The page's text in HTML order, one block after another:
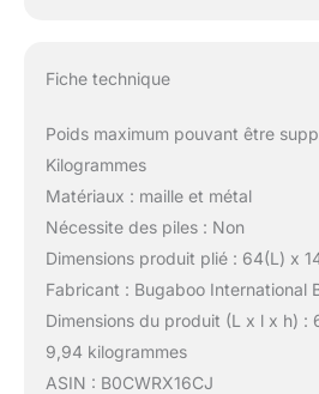
Fiche technique
Poids maximum pouvant être
Kilogrammes
Matériaux : maille et métal
Nécessite des piles : Non
Dimensions produit plié : 64(L) x
Fabricant : Bugaboo International
Dimensions du produit (L x l x h) :
9,94 kilogrammes
ASIN : B0CWRX16CJ